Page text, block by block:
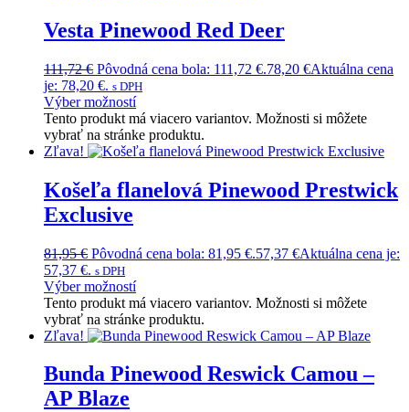
Vesta Pinewood Red Deer
111,72€ Pôvodná cena bola: 111,72 €.78,20 €Aktuálna cena
je: 78,20 €. s DPH
Výber možností
Tento produkt má viacero variantov. Možnosti si môžete
vybrať na stránke produktu.
Zľava!
Košeľa flanelová Pinewood Prestwick
Exclusive
81,95€ Pôvodná cena bola: 81,95 €.57,37 €Aktuálna cena je:
57,37 €. s DPH
Výber možností
Tento produkt má viacero variantov. Možnosti si môžete
vybrať na stránke produktu.
Zľava!
Bunda Pinewood Reswick Camou –
AP Blaze